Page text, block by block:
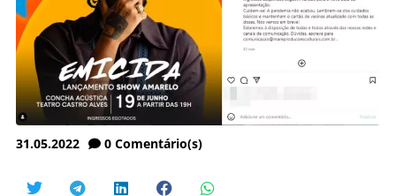
31.05.2022 0 Comentário(s)